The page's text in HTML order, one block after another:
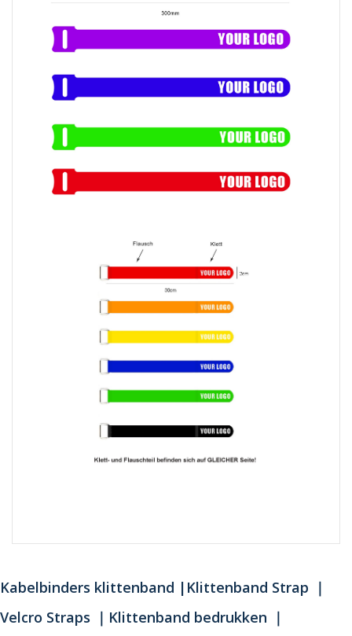
Kabelbinders klittenband |Klittenband Strap ｜
Velcro Straps ｜Klittenband bedrukken ｜